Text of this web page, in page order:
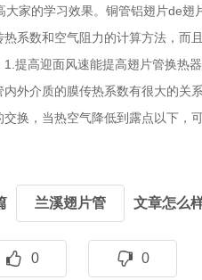
家的学习效果。铜管铝翅片de
系数和空气阻力的计算方法，
提高迎面风速能提高翅片管换热
外介质的膜传热系数有很大的
换，当热空气降低到露点以下，
兰溪翅片管 文章怎么
0 0